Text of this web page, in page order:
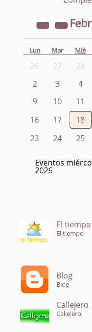
Lun Mar Mié
26 27 28
2
3 4
9
10 11
16
17 18
23
24 25
Eventos
2026
El tiempo
El tiempo
Blog
Blog
Callejero
Callejero